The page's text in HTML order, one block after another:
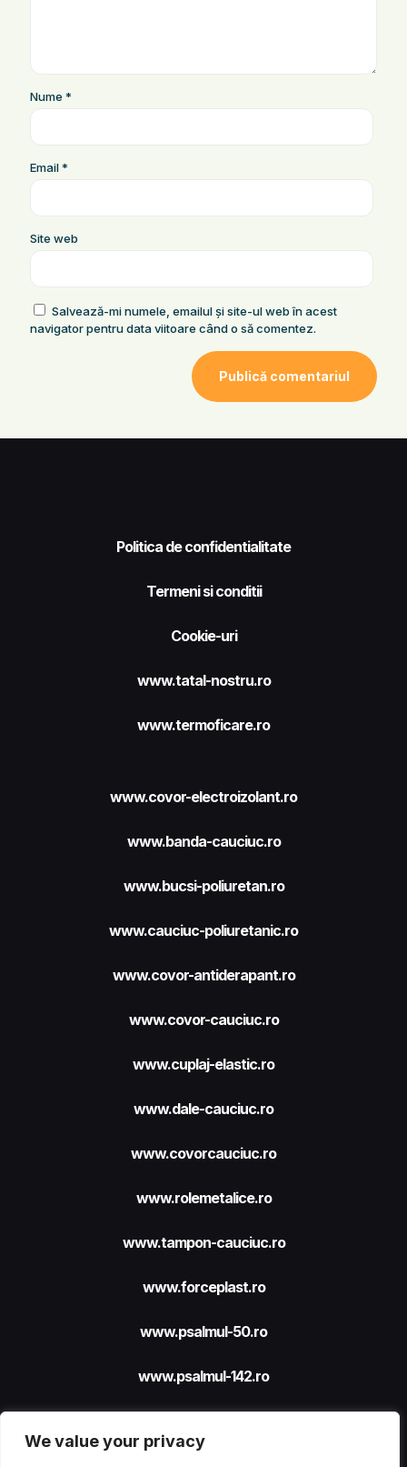
We value your privacy
Nume *
Email*
Site web
Salvează-mi numele, emailul și site-ul web în acest
navigator pentru data viitoare când o să comentez.
Politica de confidentialitate
Termeni si conditii
Cookie-uri
www.tatal-nostru.ro
www.termoficare.ro
www.covor-electroizolant.ro
www.banda-cauciuc.ro
www.bucsi-poliuretan.ro
www.cauciuc-poliuretanic.ro
www.covor-antiderapant.ro
www.covor-cauciuc.ro
www.cuplaj-elastic.ro
www.dale-cauciuc.ro
www.covorcauciuc.ro
www.rolemetalice.ro
www.tampon-cauciuc.ro
www.forceplast.ro
www.psalmul-50.ro
www.psalmul-142.ro
Site realizat cu sprijinul